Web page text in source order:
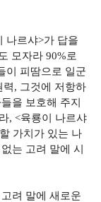
나르샤>가 답을
모자라 90%로
이 피땀으로 일군
력, 그것에 저항하
을 보호해 주지
, <육룡이 나르샤
가치가 있는 나
는 고려 말에 시
려 말에 새로운